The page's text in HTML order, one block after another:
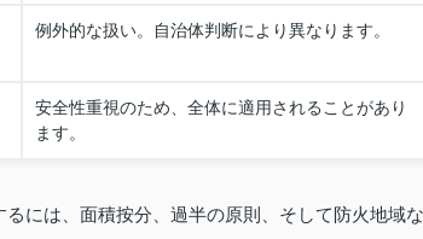
例外的な扱い。自治体判断により異なります。
安全性重視のため、全体に適用されることがあり
ます。
には、面積按分、過半の原則、そして防火地域な